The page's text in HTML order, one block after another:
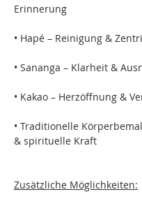
Erinnerung
• Hapé – Reinigung &
• Sananga – Klarheit &
• Kakao – Herzöffnung &
• Traditionelle
& spirituelle Kraft
Zusätzliche Möglichkeiten: